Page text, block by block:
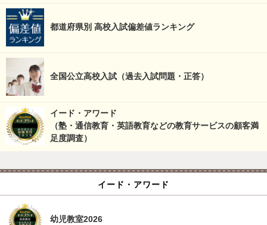
都道府県別 高校入試偏差値ランキング
全国公立高校入試（過去入試問題・正答）
イード・アワード
（塾・通信教育・英語教育などの教育サービスの顧客満
足度調査）
イード・アワード
幼児教室2026